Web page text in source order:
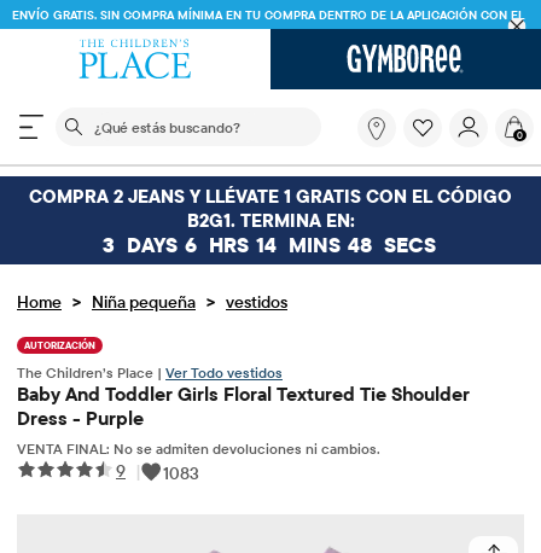
ENVÍO GRATIS. SIN COMPRA MÍNIMA EN TU COMPRA DENTRO DE LA APLICACIÓN CON EL
CÓDIGO
El siguiente campo de búsqueda filtra las
buscando?
0
COMPRA 2 JEANS Y LLÉVATE 1 GRATIS CON EL CÓDIGO
B2G1. TERMINA EN:
3 DAYS 6 HRS 14 MINS 48 SECS
Home > Niña pequeña > vestidos
AUTORIZACIÓN
The Children’s Place | Ver Todo vestidos
Baby And Toddler Girls Floral Textured Tie Shoulder
Dress - Purple
VENTA FINAL: No se admiten devoluciones ni cambios.
9 | 1083